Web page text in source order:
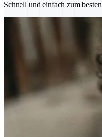
Schnell und einfach zum